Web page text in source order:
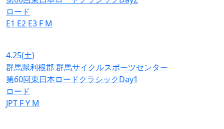
ロード
E1 E2 E3 F M
4.25(土)
群馬県利根郡 群馬サイクルスポーツセンター
第60回東日本ロードクラシックDay1
ロード
JPT FY M